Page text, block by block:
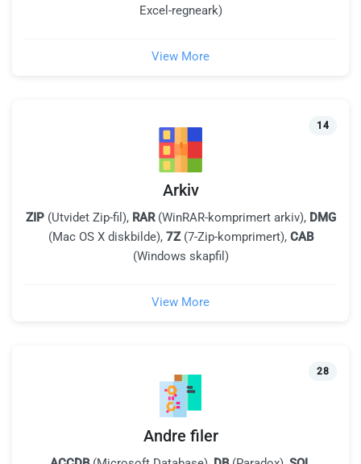
Excel-regneark)
View More
14
Arkiv
ZIP(Utvidet Zip-fil), RAR(WinRAR-komprimert arkiv), DMG
(Mac OS X diskbilde), 7Z(7-Zip-komprimert), CAB
(Windows skapfil)
View More
28
Andre filer